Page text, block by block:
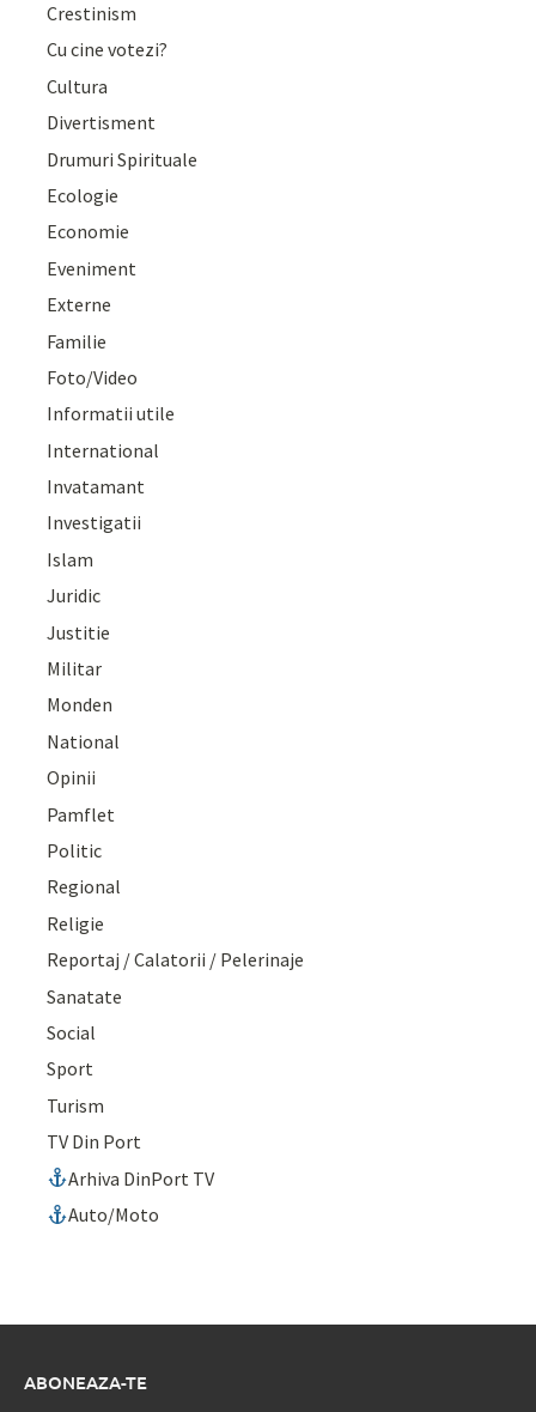
Crestinism
Cu cine votezi?
Cultura
Divertisment
Drumuri Spirituale
Ecologie
Economie
Eveniment
Externe
Familie
Foto/Video
Informatii utile
International
Invatamant
Investigatii
Islam
Juridic
Justitie
Militar
Monden
National
Opinii
Pamflet
Politic
Regional
Religie
Reportaj / Calatorii / Pelerinaje
Sanatate
Social
Sport
Turism
TV Din Port
Arhiva DinPort TV
Auto/Moto
ABONEAZA-TE